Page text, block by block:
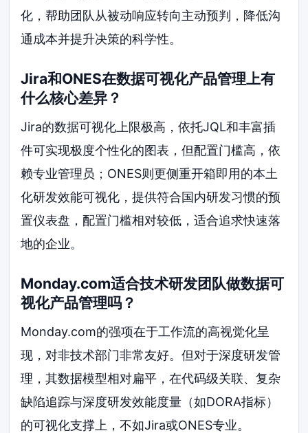
化，帮助团队从被动响应转向主动预判，降低沟
通成本并提升决策的科学性。
Jira和ONES在数据可视化产品管理上有
什么核心差异？
Jira的数据可视化上限极高，依托JQL和丰富插
件可实现极度个性化的图表，但配置门槛高，依
赖专业管理员；ONES则更侧重开箱即用的本土
化研发效能可视化，提供符合国内研发习惯的预
置仪表盘，配置门槛相对较低，适合追求快速落
地的企业。
Monday.com适合技术研发团队做数据可
视化产品管理吗？
Monday.com的强项在于工作流的高视觉化呈
现，对非技术部门非常友好。但对于深度研发管
理，其数据模型相对扁平，在代码级关联、复杂
缺陷追踪与深度研发效能度量（如DORA指标）
的可视化支撑上，不如Jira或ONES专业。